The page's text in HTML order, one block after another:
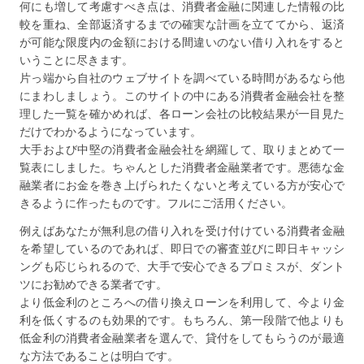
何にも増して考慮すべき点は、消費者金融に関連した情報の比
較を重ね、全部返済するまでの確実な計画を立ててから、返済
が可能な限度内の金額における間違いのない借り入れをすると
いうことに尽きます。
片っ端から自社のウェブサイトを調べている時間があるなら他
にまわしましょう。このサイトの中にある消費者金融会社を整
理した一覧を確かめれば、各ローン会社の比較結果が一目見た
だけでわかるようになっています。
大手および中堅の消費者金融会社を網羅して、取りまとめて一
覧表にしました。ちゃんとした消費者金融業者です。悪徳な金
融業者にお金を巻き上げられたくないと考えている方が安心で
きるように作ったものです。フルにご活用ください。
例えばあなたが無利息の借り入れを受け付けている消費者金融
を希望しているのであれば、即日での審査並びに即日キャッシ
ングも応じられるので、大手で安心できるプロミスが、ダント
ツにお勧めできる業者です。
より低金利のところへの借り換えローンを利用して、今より金
利を低くするのも効果的です。もちろん、第一段階で他よりも
低金利の消費者金融業者を選んで、貸付をしてもらうのが最適
な方法であることは明白です。